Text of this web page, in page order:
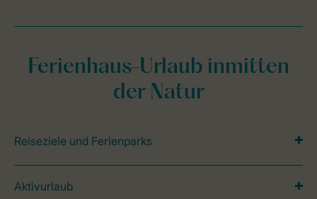
Ferienhaus-Urlaub inmitten
der Natur
Reiseziele und Ferienparks
Aktivurlaub